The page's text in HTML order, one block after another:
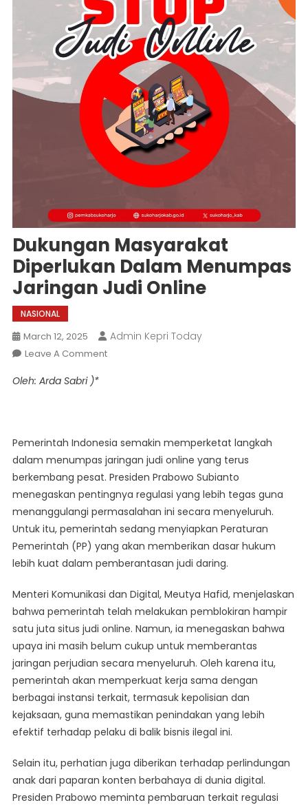
Dukungan Masyarakat
Diperlukan Dalam Menumpas
Jaringan Judi Online
NASIONAL
March 12, 2025 Admin Kepri Today
Leave A CommentOn
Jaringan
Judi
Online
Oleh: Arda Sabri )*
Pemerintah Indonesia semakin memperketat langkah
dalam menumpas jaringan judi online yang terus
berkembang pesat. Presiden Prabowo Subianto
menegaskan pentingnya regulasi yang lebih tegas guna
menanggulangi permasalahan ini secara menyeluruh.
Untuk itu, pemerintah sedang menyiapkan Peraturan
Pemerintah (PP) yang akan memberikan dasar hukum
lebih kuat dalam pemberantasan judi daring.
Menteri Komunikasi dan Digital, Meutya Hafid, menjelaskan
bahwa pemerintah telah melakukan pemblokiran hampir
satu juta situs judi online. Namun, ia menegaskan bahwa
upaya ini masih belum cukup untuk memberantas
jaringan perjudian secara menyeluruh. Oleh karena itu,
pemerintah akan memperkuat kerja sama dengan
berbagai instansi terkait, termasuk kepolisian dan
kejaksaan, guna memastikan penindakan yang lebih
efektif terhadap pelaku di balik bisnis ilegal ini.
Selain itu, perhatian juga diberikan terhadap perlindungan
anak dari paparan konten berbahaya di dunia digital.
Presiden Prabowo meminta pembaruan terkait regulasi